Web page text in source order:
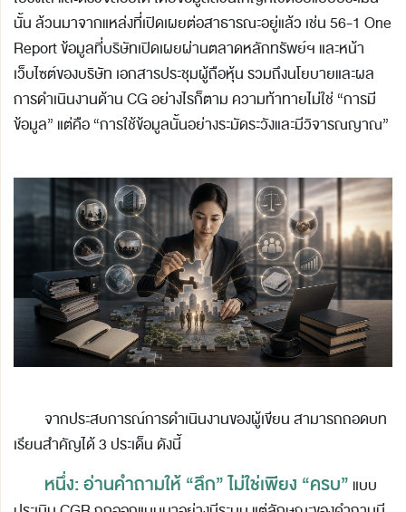
นั้น ล้วนมาจากแหล่งที่เปิดเผยต่อสาธารณะอยู่แล้ว เช่น 56-1 One
Report ข้อมูลที่บริษัทเปิดเผยผ่านตลาดหลักทรัพย์ฯ และหน้า
เว็บไซต์ของบริษัท เอกสารประชุมผู้ถือหุ้น รวมถึงนโยบายและผล
การดำเนินงานด้าน CG อย่างไรก็ตาม ความท้าทายไม่ใช่ “การมี
ข้อมูล” แต่คือ “การใช้ข้อมูลนั้นอย่างระมัดระวังและมีวิจารณญาณ”
จากประสบการณ์การดำเนินงานของผู้เขียน สามารถถอดบท
เรียนสำคัญได้ 3 ประเด็น ดังนี้
หนึ่ง: อ่านคำถามให้ “ลึก” ไม่ใช่เพียง “ครบ” แบบ